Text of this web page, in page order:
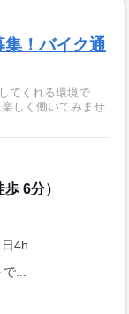
集！バイク通
てくれる環境で
6分）
4h...
...